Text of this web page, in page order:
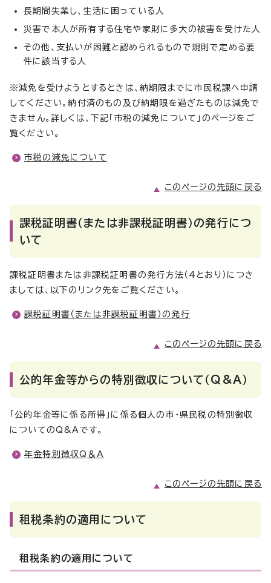
長期間失業し、生活に困っている人
災害で本人が所有する住宅や家財に多大の被害を受けた人
その他、支払いが困難と認められるもので規則で定める要
件に該当する人
※減免を受けようとするときは、納期限までに市民税課へ申請
してください。納付済のもの及び納期限を過ぎたものは減免で
きません。詳しくは、下記「市税の減免について」のページをご
覧ください。
市税の減免について
このページの先頭に戻る
課税証明書（または非課税証明書）の発行につ
いて
課税証明書または非課税証明書の発行方法（4とおり）につき
ましては、以下のリンク先をご覧ください。
課税証明書（または非課税証明書）の発行
このページの先頭に戻る
公的年金等からの特別徴収について（Q&A）
「公的年金等に係る所得」に係る個人の市・県民税の特別徴収
についてのQ&Aです。
年金特別徴収Q＆A
このページの先頭に戻る
租税条約の適用について
租税条約の適用について